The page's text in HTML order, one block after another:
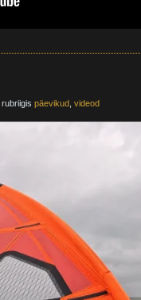
rubriigis päevikud videod